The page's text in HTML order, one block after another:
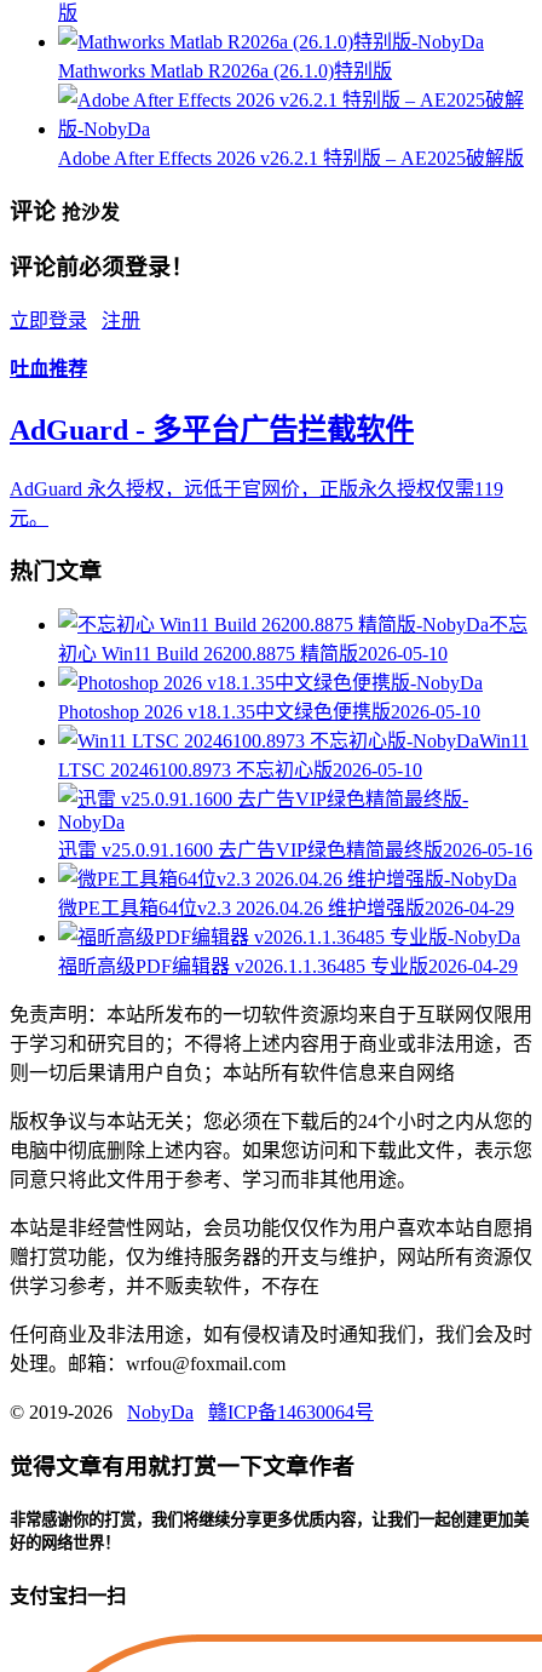
版
Mathworks Matlab R2026a (26.1.0)特别版
Adobe After Effects 2026 v26.2.1 特别版 – AE2025破解版
评论 抢沙发
评论前必须登录！
立即登录 注册
吐血推荐
AdGuard - 多平台广告拦截软件
AdGuard 永久授权，远低于官网价，正版永久授权仅需119
元。
热门文章
不忘
初心 Win11 Build 26200.8875 精简版2026-05-10
Photoshop 2026 v18.1.35中文绿色便携版2026-05-10
Win11
LTSC 20246100.8973 不忘初心版2026-05-10
迅雷 v25.0.91.1600 去广告VIP绿色精简最终版2026-05-16
微PE工具箱64位v2.3 2026.04.26 维护增强版2026-04-29
福昕高级PDF编辑器 v2026.1.1.36485 专业版2026-04-29
免责声明：本站所发布的一切软件资源均来自于互联网仅限用
于学习和研究目的；不得将上述内容用于商业或非法用途，否
则一切后果请用户自负；本站所有软件信息来自网络
版权争议与本站无关；您必须在下载后的24个小时之内从您的
电脑中彻底删除上述内容。如果您访问和下载此文件，表示您
同意只将此文件用于参考、学习而非其他用途。
本站是非经营性网站，会员功能仅仅作为用户喜欢本站自愿捐
赠打赏功能，仅为维持服务器的开支与维护，网站所有资源仅
供学习参考，并不贩卖软件，不存在
任何商业及非法用途，如有侵权请及时通知我们，我们会及时
处理。邮箱：wrfou@foxmail.com
© 2019-2026 NobyDa 赣ICP备14630064号
觉得文章有用就打赏一下文章作者
非常感谢你的打赏，我们将继续分享更多优质内容，让我们一起创建更加美
好的网络世界！
支付宝扫一扫